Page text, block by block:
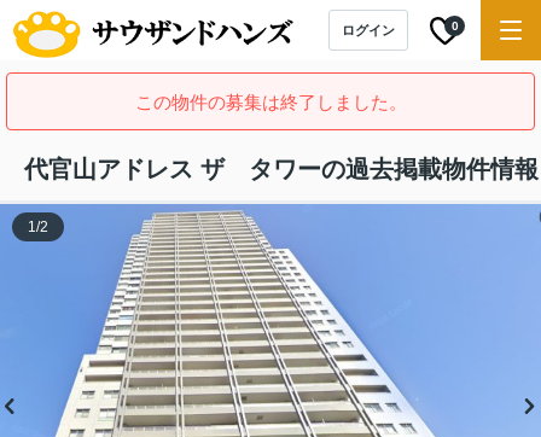
ログイン 0
この物件の募集は終了しました。
代官山アドレス ザ タワーの過去掲載物件情報
1/2